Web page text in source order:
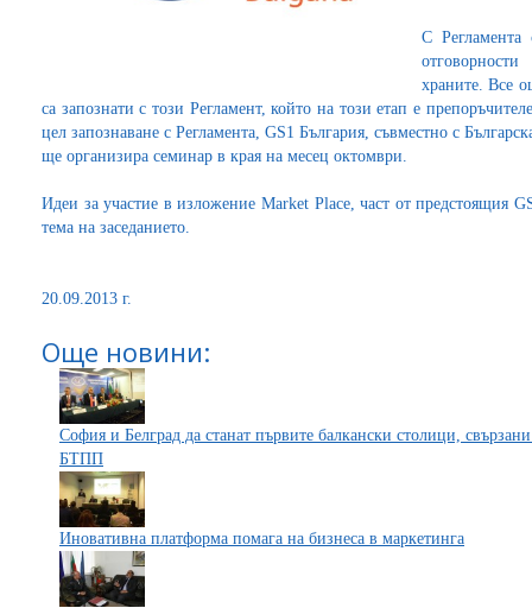
С Регламента
храните. Все
са запознати с този Регламент, който на този етап е
цел запознаване с Регламента, GS1 България, съвместно с
ще организира семинар в края на месец октомври.
Идеи за участие в изложение Market Рlace, част от предстоящия
тема на заседанието.
20.09.2013 г.
Още новини:
София и Белград да станат първите балкански столици,
БТПП
Иновативна платформа помага на бизнеса в маркетинга